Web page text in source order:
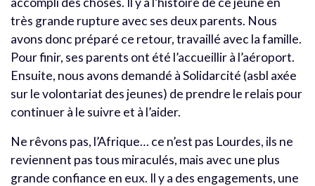
très grande rupture avec ses deux parents. Nous
avons donc préparé ce retour, travaillé avec la famille.
Pour finir, ses parents ont été l’accueillir à l’aéroport.
Ensuite, nous avons demandé à Solidarcité (asbl axée
sur le volontariat des jeunes) de prendre le relais pour
continuer à le suivre et à l’aider.
Ne rêvons pas, l’Afrique… ce n’est pas Lourdes, ils ne
reviennent pas tous miraculés, mais avec une plus
grande confiance en eux. Il y a des engagements, une